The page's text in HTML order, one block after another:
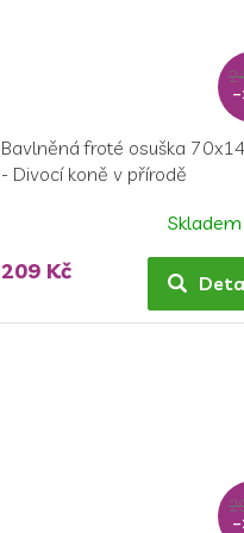
Bavlněná froté osuška
- Divocí koně v přírodě
Skladem
209 Kč